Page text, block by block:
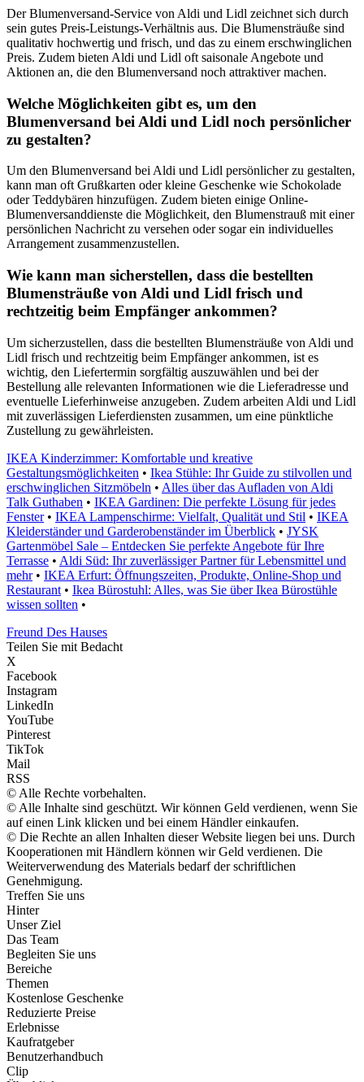
Der Blumenversand-Service von Aldi und Lidl zeichnet sich durch
sein gutes Preis-Leistungs-Verhältnis aus. Die Blumensträuße sind
qualitativ hochwertig und frisch, und das zu einem erschwinglichen
Preis. Zudem bieten Aldi und Lidl oft saisonale Angebote und
Aktionen an, die den Blumenversand noch attraktiver machen.
Welche Möglichkeiten gibt es, um den
Blumenversand bei Aldi und Lidl noch persönlicher
zu gestalten?
Um den Blumenversand bei Aldi und Lidl persönlicher zu gestalten,
kann man oft Grußkarten oder kleine Geschenke wie Schokolade
oder Teddybären hinzufügen. Zudem bieten einige Online-
Blumenversanddienste die Möglichkeit, den Blumenstrauß mit einer
persönlichen Nachricht zu versehen oder sogar ein individuelles
Arrangement zusammenzustellen.
Wie kann man sicherstellen, dass die bestellten
Blumensträuße von Aldi und Lidl frisch und
rechtzeitig beim Empfänger ankommen?
Um sicherzustellen, dass die bestellten Blumensträuße von Aldi und
Lidl frisch und rechtzeitig beim Empfänger ankommen, ist es
wichtig, den Liefertermin sorgfältig auszuwählen und bei der
Bestellung alle relevanten Informationen wie die Lieferadresse und
eventuelle Lieferhinweise anzugeben. Zudem arbeiten Aldi und Lidl
mit zuverlässigen Lieferdiensten zusammen, um eine pünktliche
Zustellung zu gewährleisten.
IKEA Kinderzimmer: Komfortable und kreative
Gestaltungsmöglichkeiten • Ikea Stühle: Ihr Guide zu stilvollen und
erschwinglichen Sitzmöbeln • Alles über das Aufladen von Aldi
Talk Guthaben • IKEA Gardinen: Die perfekte Lösung für jedes
Fenster• IKEA Lampenschirme: Vielfalt, Qualität und Stil • IKEA
Kleiderständer und Garderobenständer im Überblick • JYSK
Gartenmöbel Sale – Entdecken Sie perfekte Angebote für Ihre
Terrasse • Aldi Süd: Ihr zuverlässiger Partner für Lebensmittel und
mehr• IKEA Erfurt: Öffnungszeiten, Produkte, Online-Shop und
Restaurant • Ikea Bürostuhl: Alles, was Sie über Ikea Bürostühle
wissen sollten •
Freund Des Hauses
Teilen Sie mit Bedacht
X
Facebook
Instagram
LinkedIn
YouTube
Pinterest
TikTok
Mail
RSS
© Alle Rechte vorbehalten.
© Alle Inhalte sind geschützt. Wir können Geld verdienen, wenn Sie
auf einen Link klicken und bei einem Händler einkaufen.
© Die Rechte an allen Inhalten dieser Website liegen bei uns. Durch
Kooperationen mit Händlern können wir Geld verdienen. Die
Weiterverwendung des Materials bedarf der schriftlichen
Genehmigung.
Treffen Sie uns
Hinter
Unser Ziel
Das Team
Begleiten Sie uns
Bereiche
Themen
Kostenlose Geschenke
Reduzierte Preise
Erlebnisse
Kaufratgeber
Benutzerhandbuch
Clip